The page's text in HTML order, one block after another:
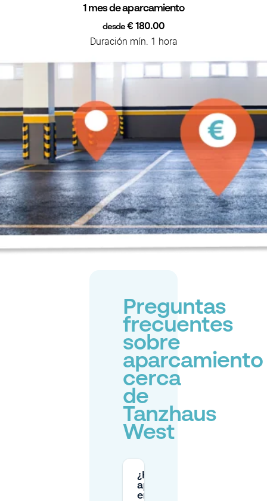
1 mes de aparcamiento
desde € 180.00
Duración mín. 1 hora
Preguntas
frecuentes
sobre
aparcamiento
cerca
de
Tanzhaus
West
¿Hay
aparcamiento
en la calle cerca